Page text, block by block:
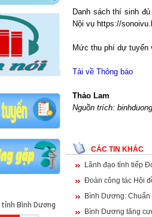
Danh sách thí sinh
Nội vụ https://
Mức thu phí dự tuyển
Tải về Thông báo
Thảo Lam
Nguồn trích:
CÁC TIN KHÁC
Lãnh đạo tỉnh tiếp
Đoàn công tác Hội
Bình Dương:
Bình Dương tăng